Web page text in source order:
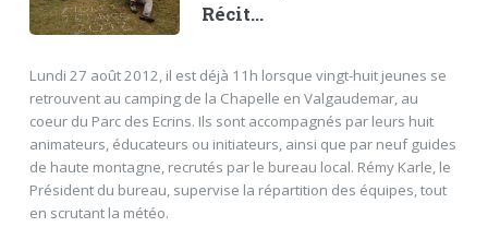
Récit...
Lundi 27 août 2012, il est déjà 11h lorsque vingt-huit jeunes se
retrouvent au camping de la Chapelle en Valgaudemar, au
coeur du Parc des Ecrins. Ils sont accompagnés par leurs huit
animateurs, éducateurs ou initiateurs, ainsi que par neuf guides
de haute montagne, recrutés par le bureau local. Rémy Karle, le
Président du bureau, supervise la répartition des équipes, tout
en scrutant la météo.